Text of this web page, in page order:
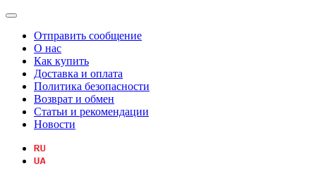
Отправить сообщение
О нас
Как купить
Доставка и оплата
Политика безопасности
Возврат и обмен
Статьи и рекомендации
Новости